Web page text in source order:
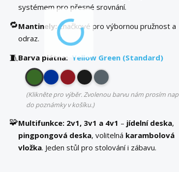
systémem pro přesné srovnání.
🔁Mantinely:značkové pro výbornou pružnost a
odraz.
🧵Barva plátna: Yellow Green (Standard)
(Klikněte pro výběr. Zvolenou barvu nám prosím
do poznámky v košíku.)
🧩Multifunkce:2v1, 3v1 a 4v1 – jídelní deska,
pingpongová deska, volitelná karambolová
vložka. Jeden stůl pro stolování i zábavu.